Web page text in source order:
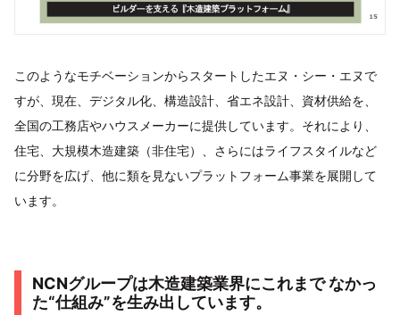
このようなモチベーションからスタートしたエヌ・シー・エヌで
すが、現在、デジタル化、構造設計、省エネ設計、資材供給を、
全国の工務店やハウスメーカーに提供しています。それにより、
住宅、大規模木造建築（非住宅）、さらにはライフスタイルなど
に分野を広げ、他に類を見ないプラットフォーム事業を展開して
います。
NCNグループは木造建築業界にこれまで なかっ
た“仕組み”を生み出しています。